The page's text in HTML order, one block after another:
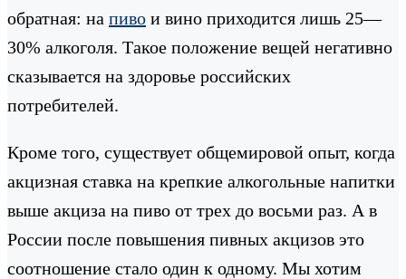
обратная: на пиво и вино приходится лишь 25—
30% алкоголя. Такое положение вещей негативно
сказывается на здоровье российских
потребителей.
Кроме того, существует общемировой опыт, когда
акцизная ставка на крепкие алкогольные напитки
выше акциза на пиво от трех до восьми раз. А в
России после повышения пивных акцизов это
соотношение стало один к одному. Мы хотим